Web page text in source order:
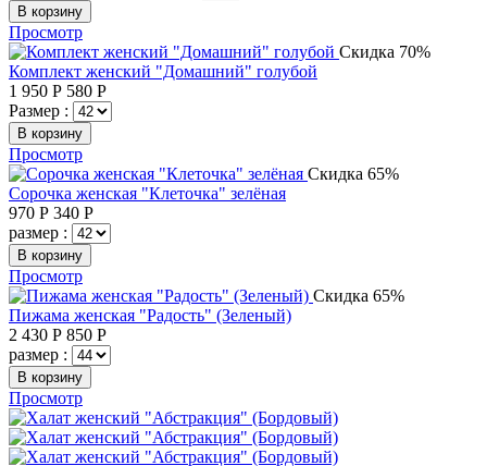
В корзину
Просмотр
Скидка 70%
Комплект женский "Домашний" голубой
1 950 Р 580 Р
Размер :
В корзину
Просмотр
Скидка 65%
Сорочка женская "Клеточка" зелёная
970 Р 340 Р
размер :
В корзину
Просмотр
Скидка 65%
Пижама женская "Радость" (Зеленый)
2 430 Р 850 Р
размер :
В корзину
Просмотр